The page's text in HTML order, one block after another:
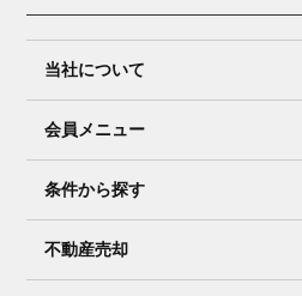
当社について
会員メニュー
条件から探す
不動産売却